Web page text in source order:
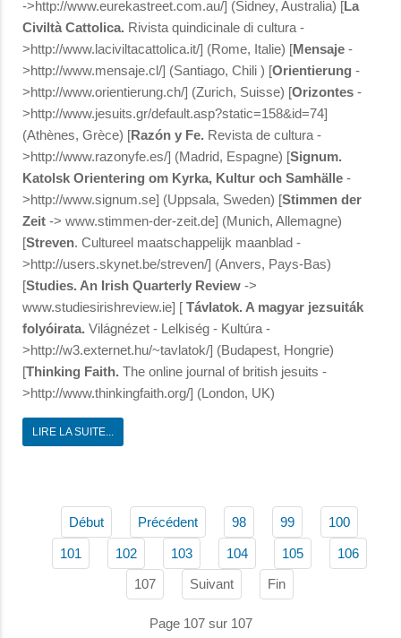
->http://www.eurekastreet.com.au/] (Sidney, Australia) [La
Civiltà Cattolica. Rivista quindicinale di cultura -
>http://www.laciviltacattolica.it/] (Rome, Italie) [Mensaje -
>http://www.mensaje.cl/] (Santiago, Chili ) [Orientierung -
>http://www.orientierung.ch/] (Zurich, Suisse) [Orizontes -
>http://www.jesuits.gr/default.asp?static=158&id=74]
(Athènes, Grèce) [Razón y Fe. Revista de cultura -
>http://www.razonyfe.es/] (Madrid, Espagne) [Signum.
Katolsk Orientering om Kyrka, Kultur och Samhälle -
>http://www.signum.se] (Uppsala, Sweden) [Stimmen der
Zeit -> www.stimmen-der-zeit.de] (Munich, Allemagne)
[Streven. Cultureel maatschappelijk maanblad -
>http://users.skynet.be/streven/] (Anvers, Pays-Bas)
[Studies. An Irish Quarterly Review ->
www.studiesirishreview.ie] [ Távlatok. A magyar jezsuiták
folyóirata. Világnézet - Lelkiség - Kultúra -
>http://w3.externet.hu/~tavlatok/] (Budapest, Hongrie)
[Thinking Faith. The online journal of british jesuits -
>http://www.thinkingfaith.org/] (London, UK)
LIRE LA SUITE...
Début Précédent 98 99 100
101 102 103 104 105
106
107
Suivant Fin
Page 107 sur 107